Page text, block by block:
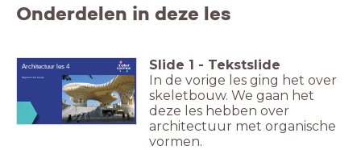
Onderdelen in deze les
Architectuur les 4
Organische bouw.
Slide 1 - Tekstslide
In de vorige les ging het over
skeletbouw. We gaan het
deze les hebben over
architectuur met organische
vormen.